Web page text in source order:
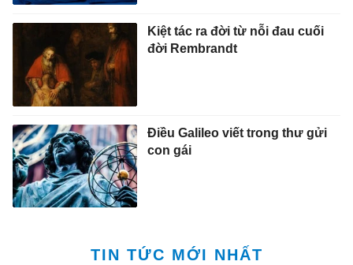
Kiệt tác ra đời từ nỗi đau cuối
đời Rembrandt
Điều Galileo viết trong thư gửi
con gái
TIN TỨC MỚI NHẤT